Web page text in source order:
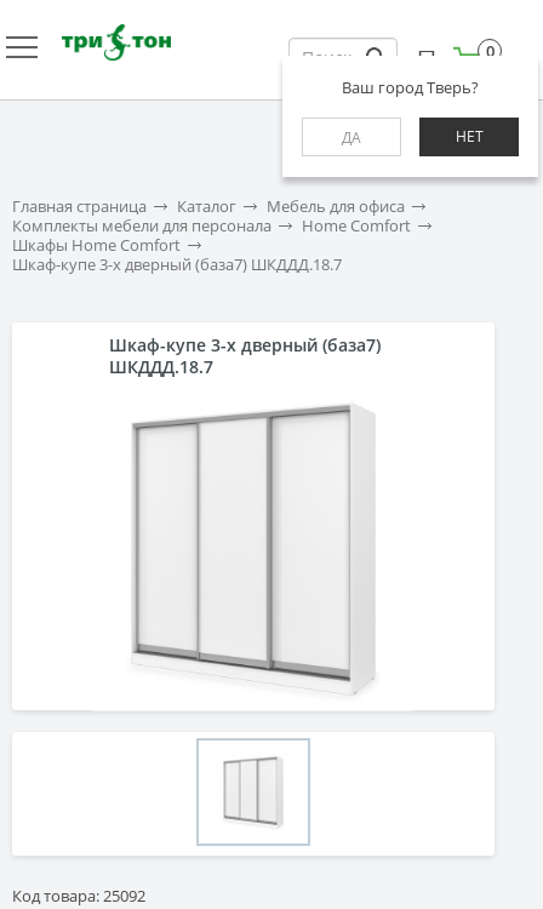
Ваш город Тверь?
ДА НЕТ
0
Главная страница Каталог
Мебель для офиса
Комплекты мебели для персонала
Home Comfort
Шкафы Home Comfort
Шкаф-купе 3-х дверный (база7) ШКДДД.18.7
Шкаф-купе 3-х дверный (база7)
ШКДДД.18.7
Код товара: 25092